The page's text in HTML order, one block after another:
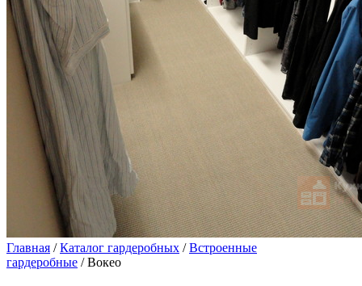
Главная /Каталог гардеробных /Встроенные
гардеробные / Вокео